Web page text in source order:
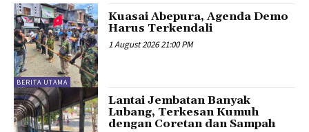
BERITA UTAMA
Kuasai Abepura, Agenda Demo
Harus Terkendali
1 August 2026 21:00 PM
Lantai Jembatan Banyak
Lubang, Terkesan Kumuh
dengan Coretan dan Sampah